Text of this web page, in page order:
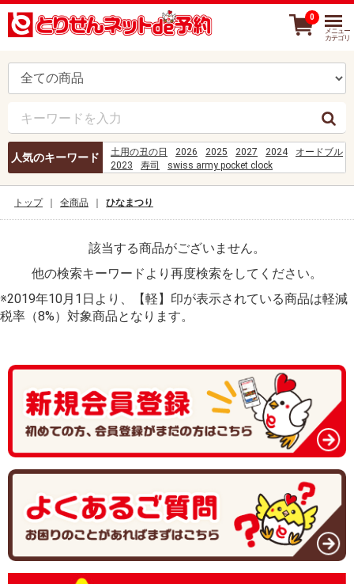
人気のキーワード 土用の丑の日 2026 2025 2027 2024
オードブル
2023
寿司
swiss army pocket clock
%D1%82%D0%B2%D0%BE%D1%8F
%5C%5C192.168.119.18%5Cpress%5CPF-PRESS%5C1
el objetivo extra%C3%B1o era yo cap 25
カトラリーとは
0
メニュー
カテゴリ
トップ 全商品 ひなまつり
該当する商品がございません。
他の検索キーワードより再度検索をしてください。
※2019年10月1日より、【軽】印が表示されている商品は軽減
税率（8%）対象商品となります。